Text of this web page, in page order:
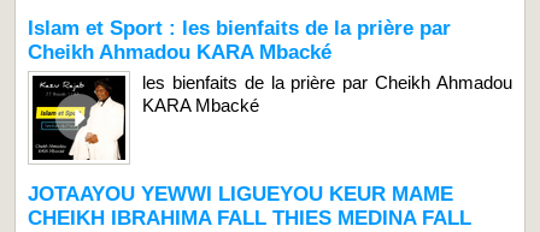
Islam et Sport : les bienfaits de la prière par
Cheikh Ahmadou KARA Mbacké
les bienfaits de la prière par Cheikh Ahmadou
KARA Mbacké
JOTAAYOU YEWWI LIGUEYOU KEUR MAME
CHEIKH IBRAHIMA FALL THIES MEDINA FALL